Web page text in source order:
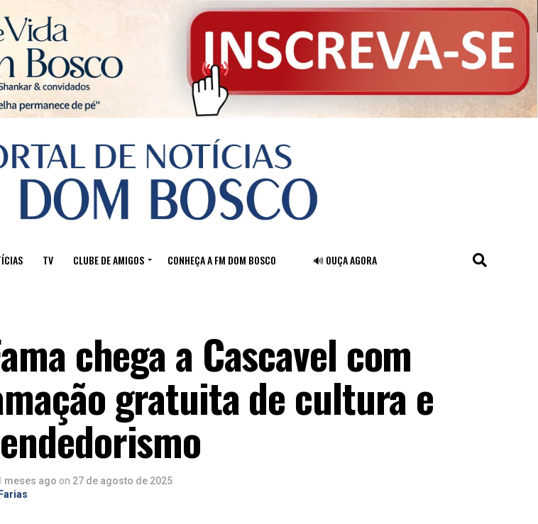
TV CLUBE DE AMIGOS CONHEÇA A FM DOM BOSCO 🔊 OUÇA AGORA
chega a Cascavel com
gratuita de cultura e
meses ago on 27 de agosto de 2025
Sair da versão mobile